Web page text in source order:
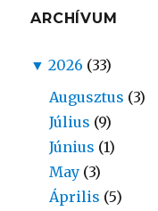
ARCHÍVUM
▼ 2026 (33)
Augusztus (3)
Július (9)
Június (1)
May (3)
Április (5)